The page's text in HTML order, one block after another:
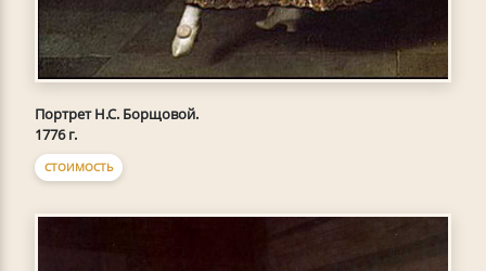
Портрет Н.С. Борщовой.
1776 г.
СТОИМОСТЬ